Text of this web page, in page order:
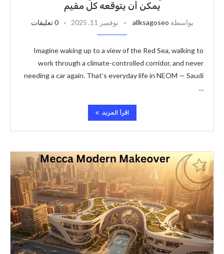
يمكن أن يتوقعه كل مقيم
بواسطة allksagoseo نوفمبر 11, 2025 0 تعليقات
Imagine waking up to a view of the Red Sea, walking to
work through a climate-controlled corridor, and never
needing a car again. That’s everyday life in NEOM — Saudi
…
اقرأ المزيد